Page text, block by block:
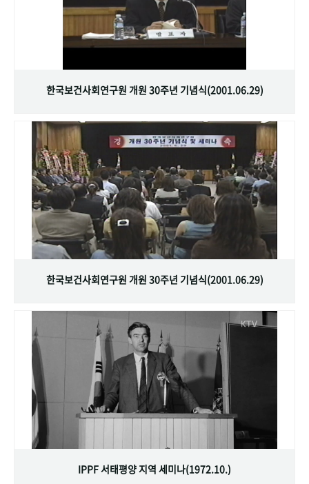
한국보건사회연구원 개원 30주년 기념식(2001.06.29)
한국보건사회연구원 개원 30주년 기념식(2001.06.29)
IPPF 서태평양 지역 세미나(1972.10.)